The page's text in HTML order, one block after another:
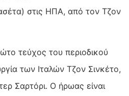
στις ΗΠΑ, από τον Τζον
τεύχος του περιοδικού
των Ιταλών Τζον Σινκέτο,
Σαρτόρι. Ο ήρωας είναι